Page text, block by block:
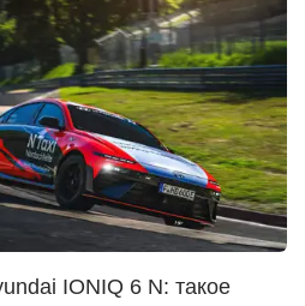
IONIQ 6 N: такое